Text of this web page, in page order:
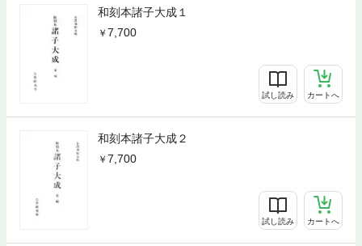
和刻本諸子大成１
7,700
試し読み カートへ
和刻本諸子大成２
7,700
試し読み カートへ